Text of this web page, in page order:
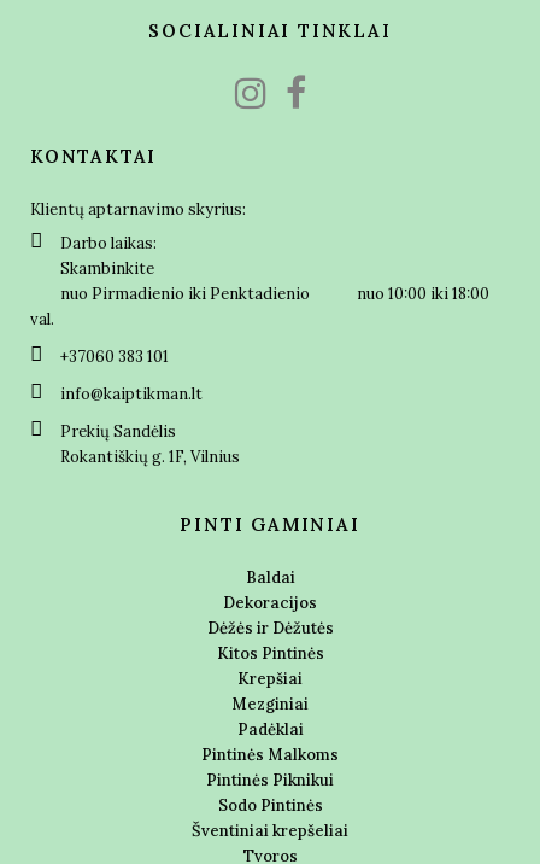
SOCIALINIAI TINKLAI
KONTAKTAI
Klientų aptarnavimo skyrius:
Darbo laikas:
Skambinkite
nuo Pirmadienio iki Penktadienio nuo 10:00 iki 18:00
val.
+37060 383 101
info@kaiptikman.lt
Prekių Sandėlis
Rokantiškių g. 1F, Vilnius
PINTI GAMINIAI
Baldai
Dekoracijos
Dėžės ir Dėžutės
Kitos Pintinės
Krepšiai
Mezginiai
Padėklai
Pintinės Malkoms
Pintinės Piknikui
Sodo Pintinės
Šventiniai krepšeliai
Tvoros